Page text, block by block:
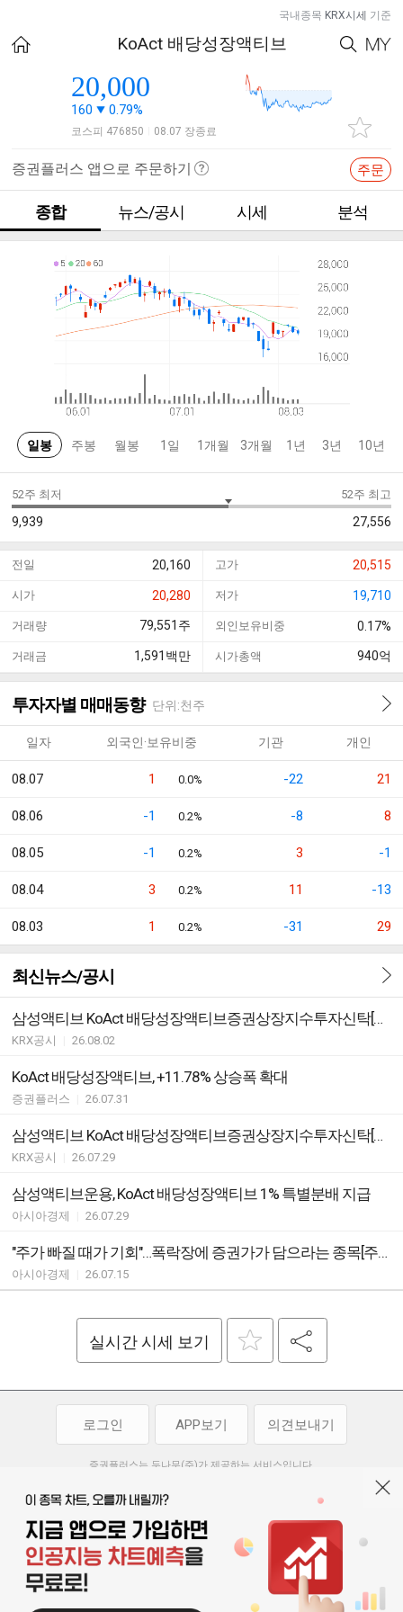
국내종목 KRX시세 기준
KoAct 배당성장액티브
20,000
160 0.79%
코스피 476850 08.07 장종료
증권플러스 앱으로 주문하기 주문
종합 뉴스/공시 시세 분석
일봉 주봉 월봉 1일 1개월 3개월 1년 3년 10년
52주 최저
9,939
52주 최고
27,556
전일 20,160 고가 20,515
시가 20,280 저가 19,710
거래량 79,551 주 외인보유비중 0.17%
거래금 1,591 백만 시가총액 940억
투자자별 매매동향 단위:천주
일자 외국인·보유비중 기관 개인
08.07 1 0.0% -22 21
08.06 -1 0.2% -8 8
08.05 -1 0.2% 3 -1
08.04 3 0.2% 11 -13
08.03 1 0.2% -31 29
최신뉴스/공시
삼성액티브 KoAct 배당성장액티브증권상장지수투자신탁[주식] ETF 괴리율 초과 발생
KRX공시 26.08.02
KoAct 배당성장액티브, +11.78% 상승폭 확대
증권플러스 26.07.31
삼성액티브 KoAct 배당성장액티브증권상장지수투자신탁[주식] ETF 분배락 기준가격 안내
KRX공시 26.07.29
삼성액티브운용, KoAct 배당성장액티브 1% 특별분배 지급
아시아경제 26.07.29
"주가 빠질 때가 기회"…폭락장에 증권가가 담으라는 종목[주末머니]
아시아경제 26.07.15
실시간 시세 보기
로그인 APP보기 의견보내기
증권플러스는 두나무(주)가 제공하는 서비스입니다.
투자 참고사항이며, 정보 제공 과정에서 오류나 지연이 발생할 수 있습니다.
두나무(주)는 제공된 정보에 의한 투자 결과에 대하여 법적인 책임을
부담하지 않습니다. 본 서비스에서 제공되는 정보의 무단 배포를 금합니다.
이용약관 | 청소년보호정책 개인정보처리방침
기사배열 기본방침 | 고객센터 |
오픈소스 라이선스
서울특별시 서초구 강남대로 369, 15층
사업자 등록번호 119-86-54968